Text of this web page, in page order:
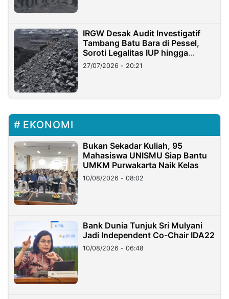
IRGW Desak Audit Investigatif
Tambang Batu Bara di Pessel,
Soroti Legalitas IUP hingga
Stockpile
27/07/2026 - 20:21
EKONOMI
Bukan Sekadar Kuliah, 95
Mahasiswa UNISMU Siap Bantu
UMKM Purwakarta Naik Kelas
10/08/2026 - 08:02
Bank Dunia Tunjuk Sri Mulyani
Jadi Independent Co-Chair IDA22
10/08/2026 - 06:48